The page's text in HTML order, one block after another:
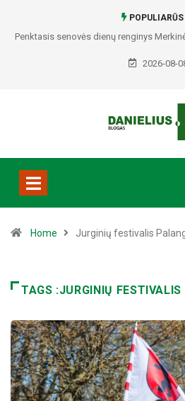
POPULIARŪS
Penktasis senovės dienų renginys
2026-08-
Home Jurginių festivalis
TAGS :JURGINIŲ